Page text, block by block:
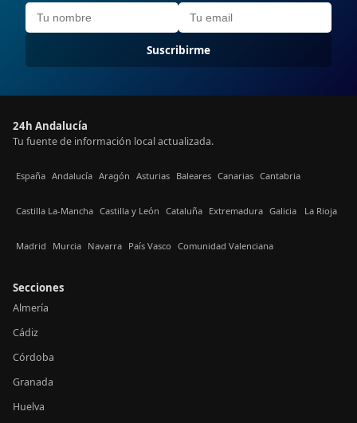
Suscribirme
24h Andalucía
Tu fuente de información local actualizada.
España Andalucía Aragón Asturias Baleares Canarias Cantabria
Castilla La-Mancha Castilla y León Cataluña Extremadura Galicia La Rioja
Madrid Murcia Navarra País Vasco Comunidad Valenciana
Secciones
Almería
Cádiz
Córdoba
Granada
Huelva